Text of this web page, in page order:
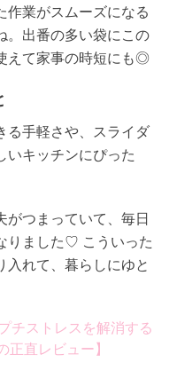
作業がスムーズになる
。出番の多い袋にこの
えて家事の時短にも◎
る手軽さや、スライダ
いキッチンにぴった
がつまっていて、毎日
りました♡ こういった
入れて、暮らしにゆと
チストレスを解消する
正直レビュー】